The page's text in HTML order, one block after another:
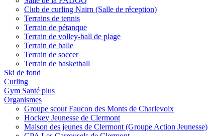
Club de curling Nairn (Salle de réception)
Terrains de tennis
Terrain de pétanque
Terrain de volley-ball de plage
Terrain de balle
Terrain de soccer
Terrain de basketball
Ski de fond
Curling
Gym Santé plus
Organismes
Groupe scout Faucon des Monts de Charlevoix
Hockey Jeunesse de Clermont
Maison des jeunes de Clermont (Groupe Action Jeunesse)